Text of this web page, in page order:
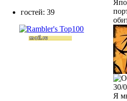
30/
Я
гостей: 39